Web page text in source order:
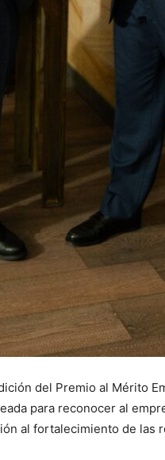
del Premio al Mérito
para reconocer al
al fortalecimiento de las